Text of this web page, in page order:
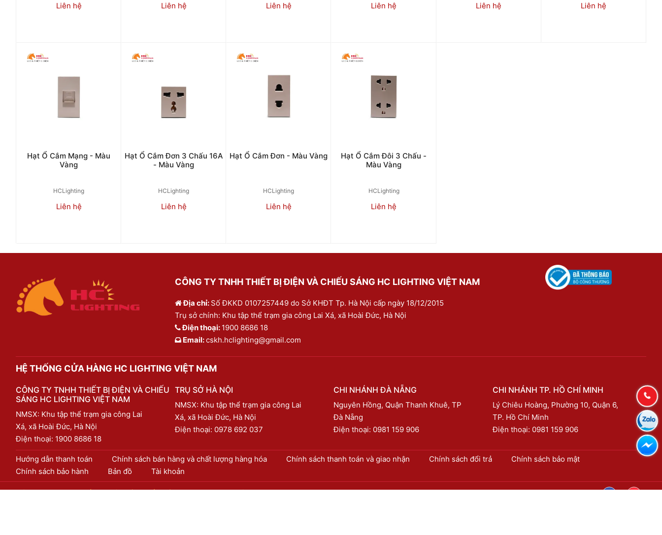
Liên hệ Liên hệ Liên hệ Liên hệ Liên hệ Liên hệ
Hạt Ổ Cắm Mạng - Màu
Vàng
HCLighting
Liên hệ
Hạt Ổ Cắm Đơn 3 Chấu 16A
- Màu Vàng
HCLighting
Liên hệ
Hạt Ổ Cắm Đơn - Màu Vàng
HCLighting
Liên hệ
Hạt Ổ Cắm Đôi 3 Chấu -
Màu Vàng
HCLighting
Liên hệ
CÔNG TY TNHH THIẾT BỊ ĐIỆN VÀ CHIẾU SÁNG HC LIGHTING VIỆT NAM
Địa chỉ: Số ĐKKD 0107257449 do Sở KHĐT Tp. Hà Nội cấp ngày 18/12/2015
Trụ sở chính: Khu tập thể trạm gia công Lai Xá, xã Hoài Đức, Hà Nội
Điện thoại: 1900 8686 18
Email:cskh.hclighting@gmail.com
HỆ THỐNG CỬA HÀNG HC LIGHTING VIỆT NAM
CÔNG TY TNHH THIẾT BỊ ĐIỆN VÀ CHIẾU
SÁNG HC LIGHTING VIỆT NAM
NMSX: Khu tập thể trạm gia công Lai
Xá, xã Hoài Đức, Hà Nội
Điện thoại: 1900 8686 18
TRỤ SỞ HÀ NỘI
NMSX: Khu tập thể trạm gia công Lai
Xá, xã Hoài Đức, Hà Nội
Điện thoại: 0978 692 037
CHI NHÁNH ĐÀ NẴNG
Nguyên Hồng, Quận Thanh Khuê, TP
Đà Nẵng
Điện thoại: 0981 159 906
CHI NHÁNH TP. HỒ CHÍ MINH
Lý Chiêu Hoàng, Phường 10, Quận 6,
TP. Hồ Chí Minh
Điện thoại: 0981 159 906
Hướng dẫn thanh toán Chính sách bán hàng và chất lượng hàng hóa Chính sách thanh toán và giao nhận Chính sách đổi trả
Chính sách bảo mật
Chính sách bảo hành
Bản đồ Tài khoản